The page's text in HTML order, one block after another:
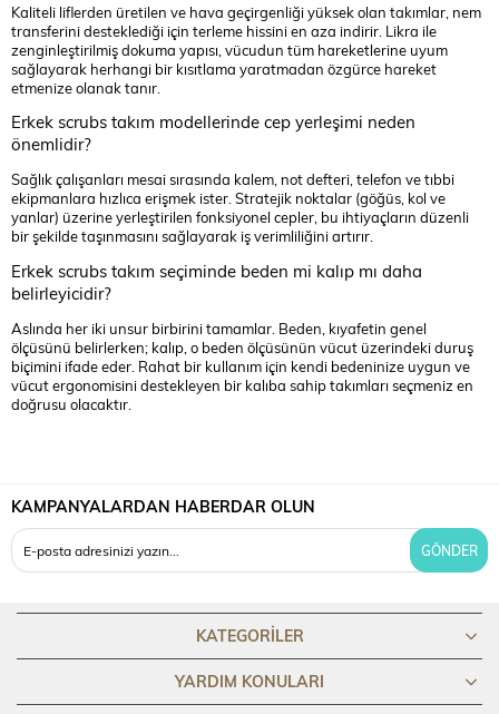
Kaliteli liflerden üretilen ve hava geçirgenliği yüksek olan takımlar, nem
transferini desteklediği için terleme hissini en aza indirir. Likra ile
zenginleştirilmiş dokuma yapısı, vücudun tüm hareketlerine uyum
sağlayarak herhangi bir kısıtlama yaratmadan özgürce hareket
etmenize olanak tanır.
Erkek scrubs takım modellerinde cep yerleşimi neden
önemlidir?
Sağlık çalışanları mesai sırasında kalem, not defteri, telefon ve tıbbi
ekipmanlara hızlıca erişmek ister. Stratejik noktalar (göğüs, kol ve
yanlar) üzerine yerleştirilen fonksiyonel cepler, bu ihtiyaçların düzenli
bir şekilde taşınmasını sağlayarak iş verimliliğini artırır.
Erkek scrubs takım seçiminde beden mi kalıp mı daha
belirleyicidir?
Aslında her iki unsur birbirini tamamlar. Beden, kıyafetin genel
ölçüsünü belirlerken; kalıp, o beden ölçüsünün vücut üzerindeki duruş
biçimini ifade eder. Rahat bir kullanım için kendi bedeninize uygun ve
vücut ergonomisini destekleyen bir kalıba sahip takımları seçmeniz en
doğrusu olacaktır.
KAMPANYALARDAN HABERDAR OLUN
GÖNDER
KATEGORILER
YARDIM KONULARI